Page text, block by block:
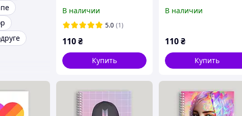
В наличии
5.0 (1)
110₴
Купить
В наличии
110₴
Купить